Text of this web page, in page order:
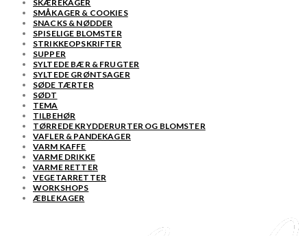
SKÆREKAGER
SMÅKAGER & COOKIES
SNACKS & NØDDER
SPISELIGE BLOMSTER
STRIKKEOPSKRIFTER
SUPPER
SYLTEDE BÆR & FRUGTER
SYLTEDE GRØNTSAGER
SØDE TÆRTER
SØDT
TEMA
TILBEHØR
TØRREDE KRYDDERURTER OG BLOMSTER
VAFLER & PANDEKAGER
VARM KAFFE
VARME DRIKKE
VARME RETTER
VEGETARRETTER
WORKSHOPS
ÆBLEKAGER